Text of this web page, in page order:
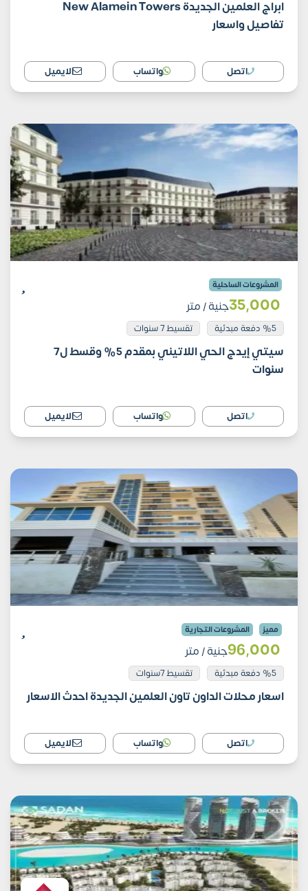
ابراج العلمين الجديدة New Alamein Towers
تفاصيل واسعار
اتصل واتساب الايميل
المشروعات الساحلية
35٬000جنية/ متر
%5 دفعة مبدئية تقسيط 7 سنوات
سيتي إيدج الحي اللاتيني بمقدم 5% وقسط ل7
سنوات
اتصل واتساب الايميل
مميز المشروعات التجارية
96٬000جنية/ متر
%5 دفعة مبدئية تقسيط 7سنوات
اسعار محلات الداون تاون العلمين الجديدة احدث الاسعار
اتصل واتساب الايميل